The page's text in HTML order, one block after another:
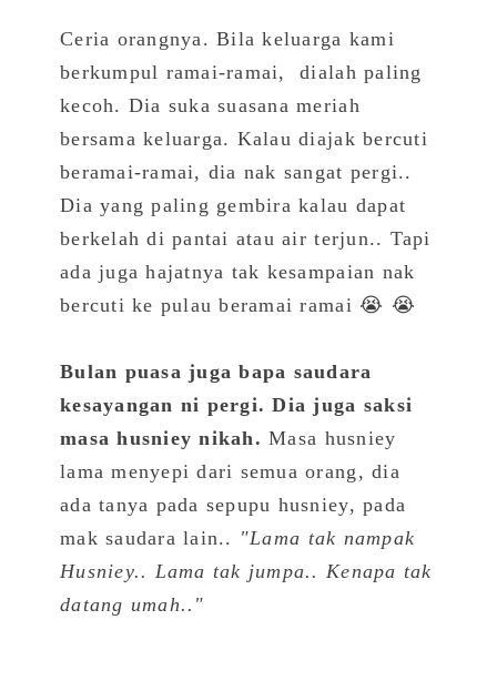
Ceria orangnya. Bila keluarga kami
berkumpul ramai-ramai​, dialah paling
kecoh. Dia suka suasana meriah
bersama keluarga. Kalau diajak bercuti
beramai-ramai, dia nak sangat pergi..
Dia yang paling gembira kalau dapat
berkelah di pantai atau air terjun.. Tapi
ada juga hajatnya tak kesampaian nak
bercuti ke pulau beramai ramai 😭 😭
Bulan puasa juga bapa saudara
kesayangan ni pergi. Dia juga saksi
masa husniey nikah.Masa husniey
lama menyepi dari semua orang, dia
ada tanya pada sepupu husniey, pada
mak saudara lain.. "Lama tak nampak
Husniey.. Lama tak jumpa.. Kenapa tak
datang umah.."